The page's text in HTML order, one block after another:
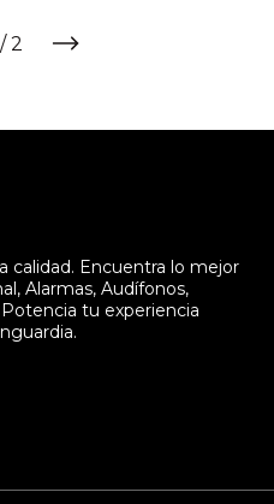
/ 2
calidad. Encuentra lo mejor
Alarmas, Audífonos,
tu experiencia